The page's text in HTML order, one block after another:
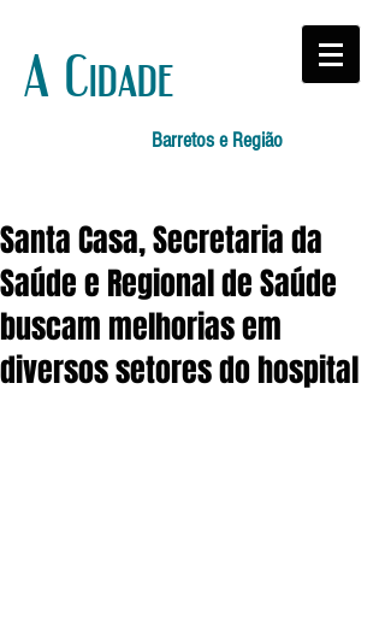
A Cidade
Barretos e Região
Santa Casa, Secretaria da
Saúde e Regional de Saúde
buscam melhorias em
diversos setores do hospital